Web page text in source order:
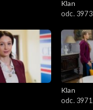
Klan
odc. 3973
Klan
odc. 3971